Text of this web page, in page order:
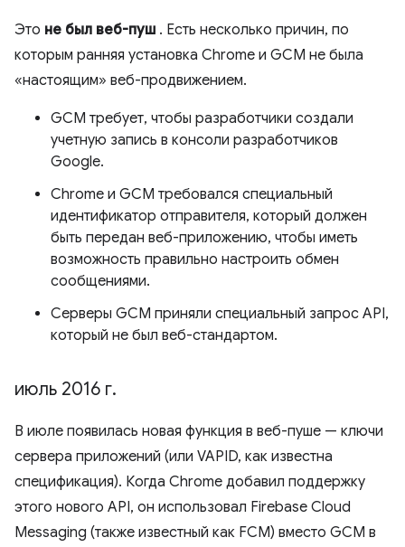
Это не был веб-пуш . Есть несколько причин, по
которым ранняя установка Chrome и GCM не была
«настоящим» веб-продвижением.
GCM требует, чтобы разработчики создали
учетную запись в консоли разработчиков
Google.
Chrome и GCM требовался специальный
идентификатор отправителя, который должен
быть передан веб-приложению, чтобы иметь
возможность правильно настроить обмен
сообщениями.
Серверы GCM приняли специальный запрос API,
который не был веб-стандартом.
июль 2016 г.
В июле появилась новая функция в веб-пуше — ключи
сервера приложений (или VAPID, как известна
спецификация). Когда Chrome добавил поддержку
этого нового API, он использовал Firebase Cloud
Messaging (также известный как FCM) вместо GCM в